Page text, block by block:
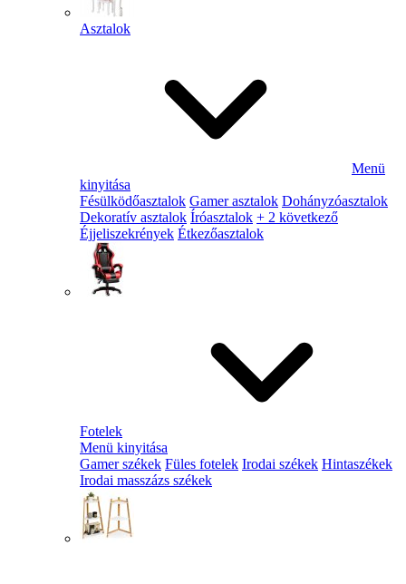
Asztalok
Menü
kinyitása
Fésülködőasztalok Gamer asztalok Dohányzóasztalok
Dekoratív asztalok Íróasztalok + 2 következő
Éjjeliszekrények Étkezőasztalok
Fotelek
Menü kinyitása
Gamer székek Füles fotelek Irodai székek Hintaszékek
Irodai masszázs székek